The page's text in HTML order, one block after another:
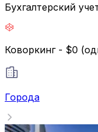
Бухгалтерский
Коворкинг - $0
Города